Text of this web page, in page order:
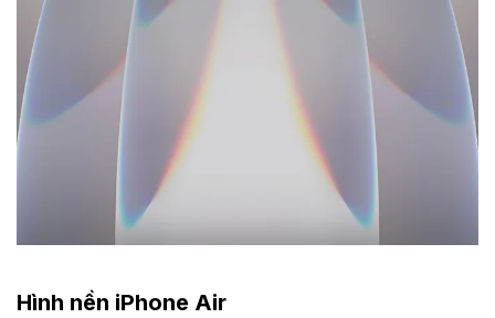
Hình nền iPhone Air